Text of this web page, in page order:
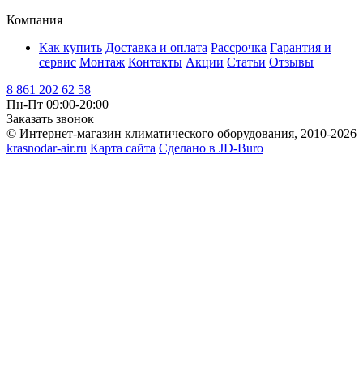
Компания
Как купить Доставка и оплата Рассрочка Гарантия и
сервис Монтаж Контакты Акции Статьи Отзывы
8 861 202 62 58
Пн-Пт 09:00-20:00
Заказать звонок
© Интернет-магазин климатического оборудования, 2010-2026
krasnodar-air.ru Карта сайта Сделано в JD-Buro